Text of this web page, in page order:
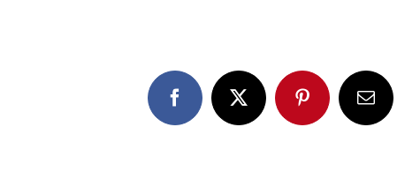
FacebookX PinterestE-
Mail